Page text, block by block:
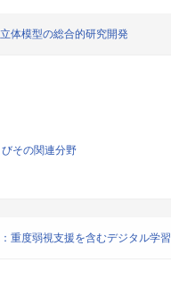
体模型の総合的研究開発
その関連分野
重度弱視支援を含むデジタル学